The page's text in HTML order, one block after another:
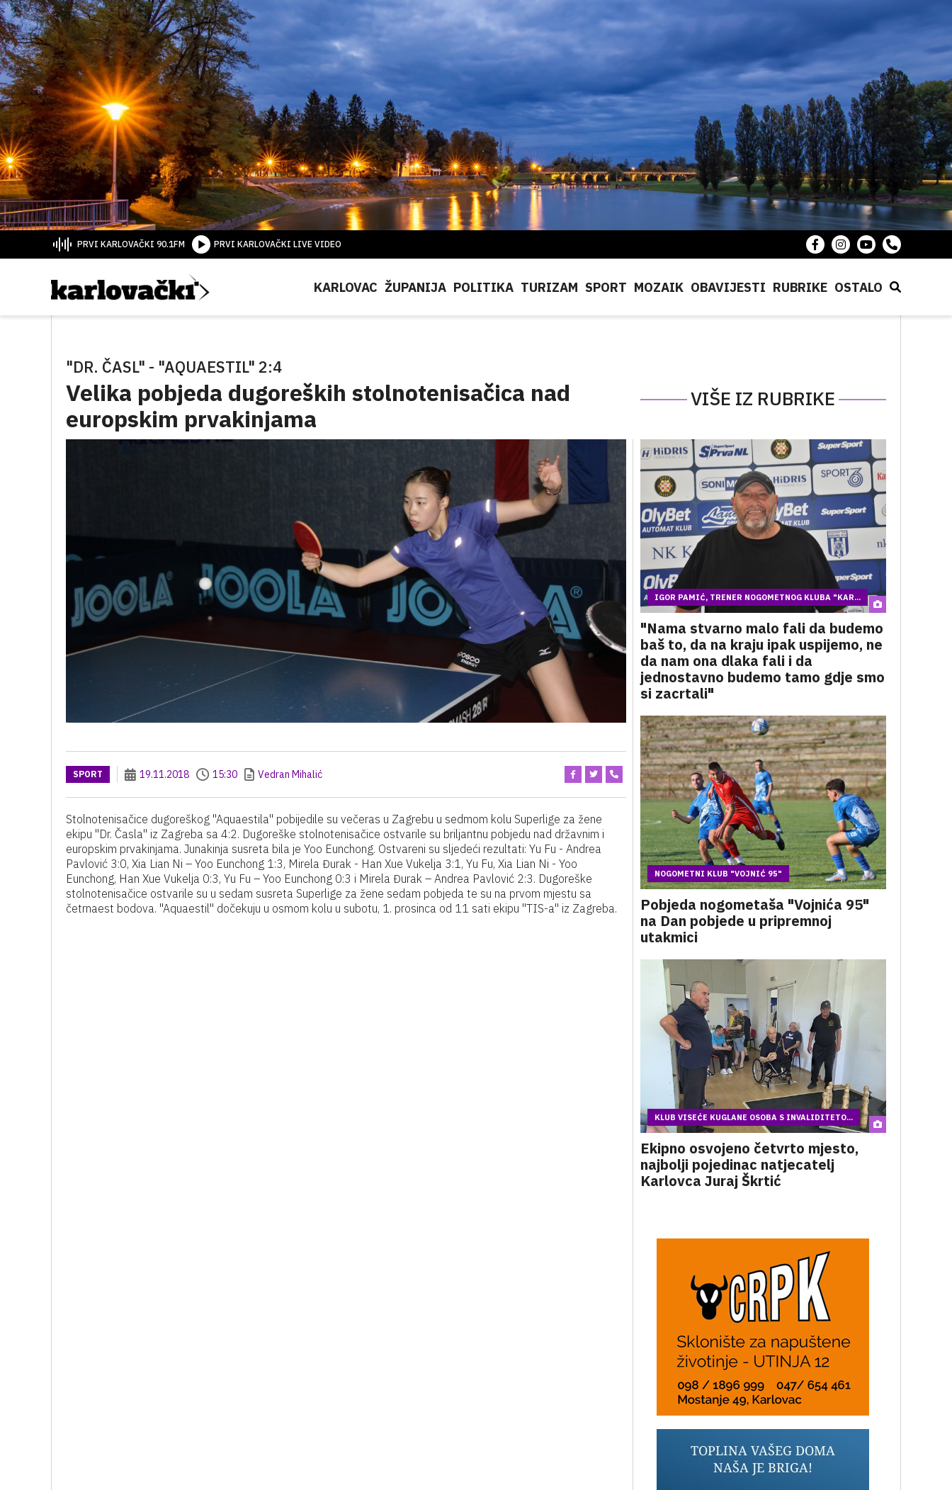
PRVI KARLOVAČKI 90.1FM PRVI KARLOVAČKI LIVE VIDEO
KARLOVAC ŽUPANIJA POLITIKA TURIZAM SPORT MOZAIK OBAVIJESTI RUBRIKE OSTALO
"DR. ČASL" - "AQUAESTIL" 2:4
Velika pobjeda dugoreških stolnotenisačica nad
europskim prvakinjama
VIŠE IZ RUBRIKE
SPORT 19.11.2018 15:30 Vedran Mihalić
Stolnotenisačice dugoreškog "Aquaestila" pobijedile su večeras u Zagrebu u sedmom kolu Superlige za žene
ekipu "Dr. Časla" iz Zagreba sa 4:2. Dugoreške stolnotenisačice ostvarile su briljantnu pobjedu nad državnim i
europskim prvakinjama. Junakinja susreta bila je Yoo Eunchong. Ostvareni su sljedeći rezultati: Yu Fu - Andrea
Pavlović 3:0, Xia Lian Ni – Yoo Eunchong 1:3, Mirela Đurak - Han Xue Vukelja 3:1, Yu Fu, Xia Lian Ni - Yoo
Eunchong, Han Xue Vukelja 0:3, Yu Fu – Yoo Eunchong 0:3 i Mirela Đurak – Andrea Pavlović 2:3. Dugoreške
stolnotenisačice ostvarile su u sedam susreta Superlige za žene sedam pobjeda te su na prvom mjestu sa
četrnaest bodova. "Aquaestil" dočekuju u osmom kolu u subotu, 1. prosinca od 11 sati ekipu "TIS-a" iz Zagreba.
IGOR PAMIĆ, TRENER NOGOMETNOG KLUBA "KAR...
"Nama stvarno malo fali da budemo
baš to, da na kraju ipak uspijemo, ne
da nam ona dlaka fali i da
jednostavno budemo tamo gdje smo
si zacrtali"
NOGOMETNI KLUB "VOJNIĆ 95"
Pobjeda nogometaša "Vojnića 95"
na Dan pobjede u pripremnoj
utakmici
KLUB VISEĆE KUGLANE OSOBA S INVALIDITETO...
Ekipno osvojeno četvrto mjesto,
najbolji pojedinac natjecatelj
Karlovca Juraj Škrtić